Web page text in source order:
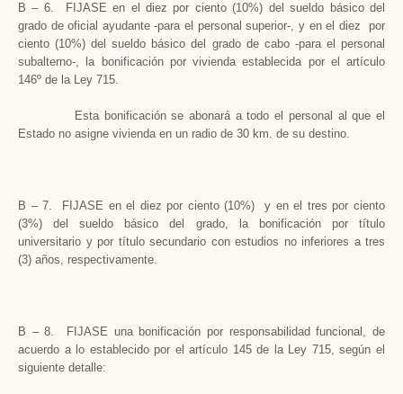
B – 6. FIJASE en el diez por ciento (10%) del sueldo básico del
grado de oficial ayudante -para el personal superior-, y en el diez por
ciento (10%) del sueldo básico del grado de cabo -para el personal
subalterno-, la bonificación por vivienda establecida por el artículo
146º de la Ley 715.
Esta bonificación se abonará a todo el personal al que el
Estado no asigne vivienda en un radio de 30 km. de su destino.
B – 7. FIJASE en el diez por ciento (10%) y en el tres por ciento
(3%) del sueldo básico del grado, la bonificación por título
universitario y por título secundario con estudios no inferiores a tres
(3) años, respectivamente.
B – 8. FIJASE una bonificación por responsabilidad funcional, de
acuerdo a lo establecido por el artículo 145 de la Ley 715, según el
siguiente detalle: